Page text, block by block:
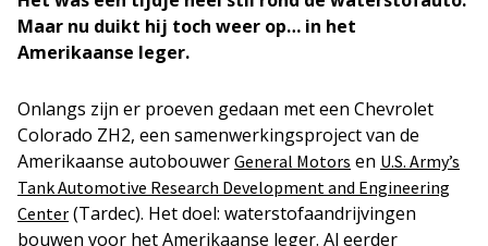
Maar nu duikt hij toch weer op… in het
Amerikaanse leger.
Onlangs zijn er proeven gedaan met een Chevrolet
Colorado ZH2, een samenwerkingsproject van de
Amerikaanse autobouwer General Motors en U.S. Army’s
Tank Automotive Research Development and Engineering
Center (Tardec). Het doel: waterstofaandrijvingen
bouwen voor het Amerikaanse leger. Al eerder